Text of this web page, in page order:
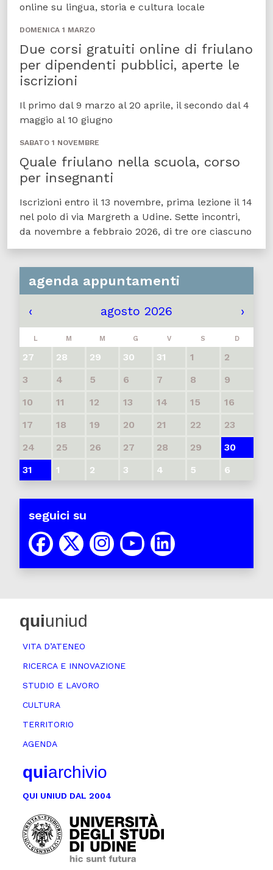
online su lingua, storia e cultura locale
DOMENICA 1 MARZO
Due corsi gratuiti online di friulano
per dipendenti pubblici, aperte le
iscrizioni
Il primo dal 9 marzo al 20 aprile, il secondo dal 4
maggio al 10 giugno
SABATO 1 NOVEMBRE
Quale friulano nella scuola, corso
per insegnanti
Iscrizioni entro il 13 novembre, prima lezione il 14
nel polo di via Margreth a Udine. Sette incontri,
da novembre a febbraio 2026, di tre ore ciascuno
agenda appuntamenti
‹ agosto 2026 ›
L M M G V S D
27 28 29 30 31 1
2
3
4 5 6 7 8
9
10
11 12 13 14 15
16
17
18 19 20 21 22
23
24
25 26 27 28 29
30
31
1 2 3 4 5 6
seguici su
quiuniud
VITA D’ATENEO
RICERCA E INNOVAZIONE
STUDIO E LAVORO
CULTURA
TERRITORIO
AGENDA
quiarchivio
QUI UNIUD DAL 2004